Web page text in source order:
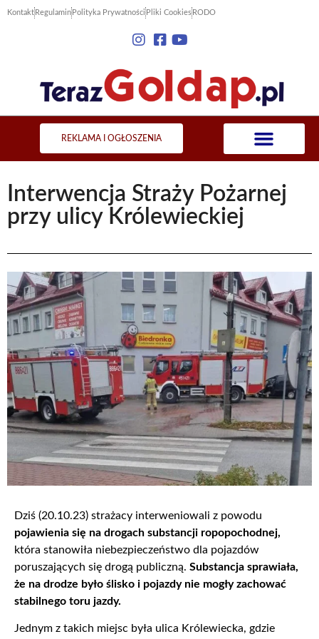
Kontakt Regulamin Polityka Prywatności Pliki Cookies RODO
REKLAMA I OGŁOSZENIA
Interwencja Straży Pożarnej
przy ulicy Królewieckiej
Dziś (20.10.23) strażacy interweniowali z powodu
pojawienia się na drogach substancji ropopochodnej,
która stanowiła niebezpieczeństwo dla pojazdów
poruszających się drogą publiczną. Substancja sprawiała,
że na drodze było ślisko i pojazdy nie mogły zachować
stabilnego toru jazdy.
Jednym z takich miejsc była ulica Królewiecka, gdzie